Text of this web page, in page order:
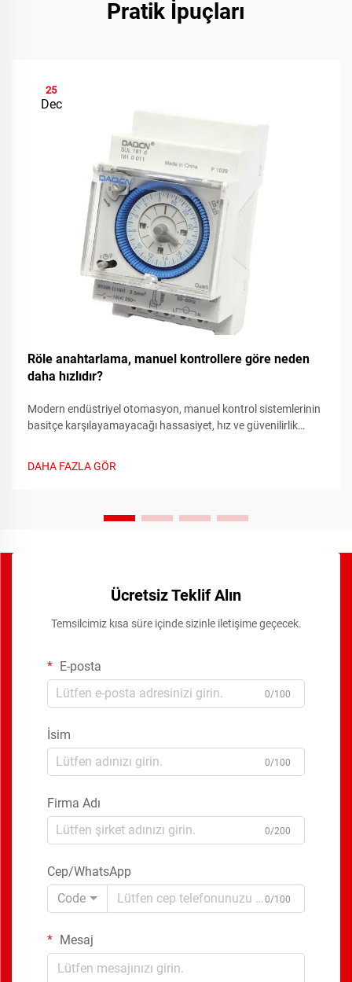
Pratik İpuçları
25
Dec
Röle anahtarlama, manuel kontrollere göre neden
daha hızlıdır?
Modern endüstriyel otomasyon, manuel kontrol sistemlerinin
basitçe karşılayamayacağı hassasiyet, hız ve güvenilirlik
röle sistemlere geçiş, elektrik kontrol sistemlerindeki en önemli
DAHA FAZLA GÖR
Ücretsiz Teklif Alın
Temsilcimiz kısa süre içinde sizinle iletişime geçecek.
E-posta
0/100
İsim
0/100
Firma Adı
0/200
Cep/WhatsApp
Code
0/100
Mesaj